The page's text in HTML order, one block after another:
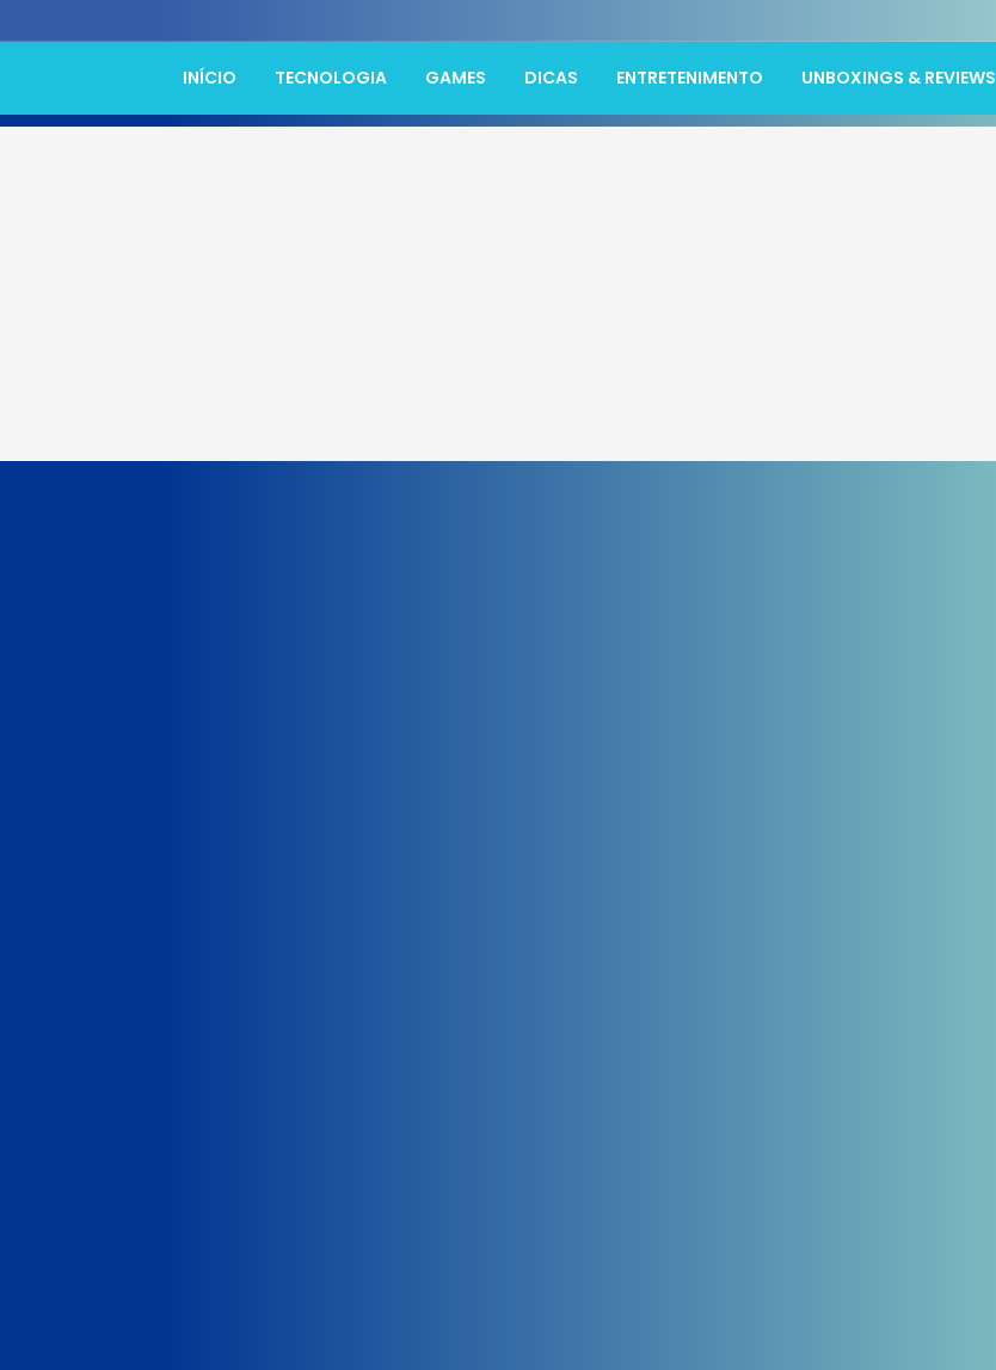
INÍCIO TECNOLOGIA GAMES DICAS ENTRETENIMENTO UNBOXINGS & REVIEWS